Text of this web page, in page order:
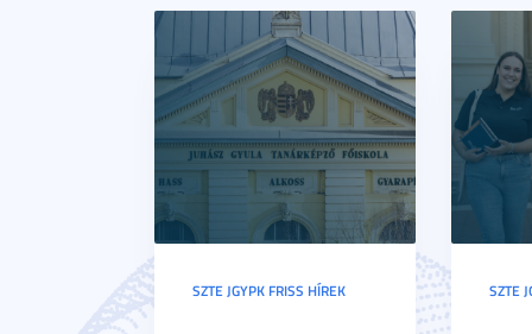
SZTE JGYPK FRISS HÍREK SZTE